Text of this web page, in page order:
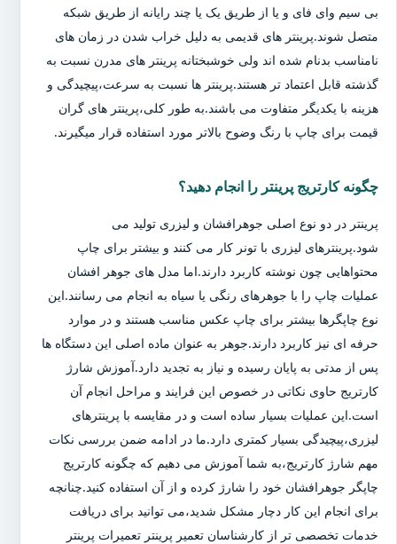
بی سیم وای فای و یا از طریق یک یا چند رایانه از طریق شبکه
متصل شوند.پرینتر های قدیمی به دلیل خراب شدن در زمان های
نامناسب بدنام شده اند ولی خوشبختانه پرینتر های مدرن نسبت به
گذشته قابل اعتماد تر هستند.پرینتر ها نسبت به سرعت،پیچیدگی و
هزینه با یکدیگر متفاوت می باشند.به طور کلی،پرینتر های گران
قیمت برای چاپ با رنگ وضوح بالاتر مورد استفاده قرار میگیرند.
چگونه کارتریج پرینتر را انجام دهید؟
پرینتر در دو نوع اصلی جوهرافشان و لیزری تولید می
شود.پرینترهای لیزری با تونر کار می کنند و بیشتر برای چاپ
محتواهایی چون نوشته کاربرد دارند.اما مدل های جوهر افشان
عملیات چاپ را با جوهرهای رنگی یا سیاه به انجام می رسانند.این
نوع چاپگرها بیشتر برای چاپ عکس مناسب هستند و در موارد
حرفه ای نیز کاربرد دارند.جوهر به عنوان ماده اصلی این دستگاه ها
پس از مدتی به پایان رسیده و نیاز به تجدید دارد.آموزش شارژ
کارتریج حاوی نکاتی در خصوص این فرایند و مراحل انجام آن
است.این عملیات بسیار ساده است و در مقایسه با پرینترهای
لیزری،پیچیدگی بسیار کمتری دارد.ما در ادامه ضمن بررسی نکات
مهم شارژ کارتریج،به شما آموزش می دهیم که چگونه کارتریج
چاپگر جوهرافشان خود را شارژ کرده و از آن استفاده کنید.چنانچه
برای انجام این کار دچار مشکل شدید،می توانید برای دریافت
خدمات تخصصی تر از کارشناسان تعمیر پرینتر تعمیرات پرینتر